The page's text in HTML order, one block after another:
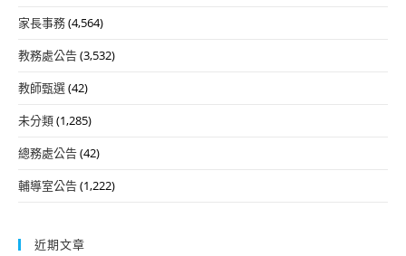
家長事務(4,564)
教務處公告(3,532)
教師甄選(42)
未分類(1,285)
總務處公告(42)
輔導室公告(1,222)
近期文章